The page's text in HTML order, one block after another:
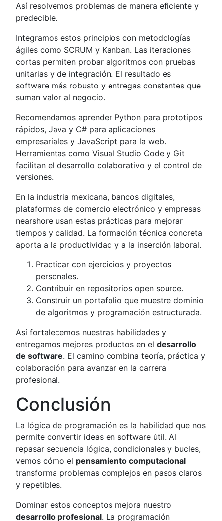
Así resolvemos problemas de manera eficiente y
predecible.
Integramos estos principios con metodologías
ágiles como SCRUM y Kanban. Las iteraciones
cortas permiten probar algoritmos con pruebas
unitarias y de integración. El resultado es
software más robusto y entregas constantes que
suman valor al negocio.
Recomendamos aprender Python para prototipos
rápidos, Java y C# para aplicaciones
empresariales y JavaScript para la web.
Herramientas como Visual Studio Code y Git
facilitan el desarrollo colaborativo y el control de
versiones.
En la industria mexicana, bancos digitales,
plataformas de comercio electrónico y empresas
nearshore usan estas prácticas para mejorar
tiempos y calidad. La formación técnica concreta
aporta a la productividad y a la inserción laboral.
Practicar con ejercicios y proyectos
personales.
Contribuir en repositorios open source.
Construir un portafolio que muestre dominio
de algoritmos y programación estructurada.
Así fortalecemos nuestras habilidades y
entregamos mejores productos en eldesarrollo
de software. El camino combina teoría, práctica y
colaboración para avanzar en la carrera
profesional.
Conclusión
La lógica de programación es la habilidad que nos
permite convertir ideas en software útil. Al
repasar secuencia lógica, condicionales y bucles,
vemos cómo el pensamiento computacional
transforma problemas complejos en pasos claros
y repetibles.
Dominar estos conceptos mejora nuestro
desarrollo profesional. La programación